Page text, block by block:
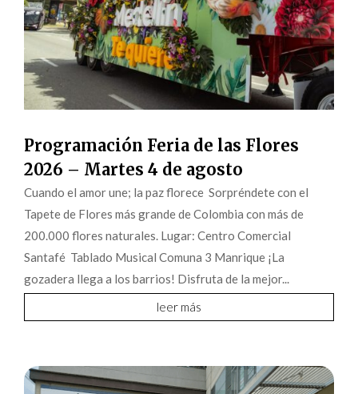
Programación Feria de las Flores
2026 – Martes 4 de agosto
Cuando el amor une; la paz florece Sorpréndete con el
Tapete de Flores más grande de Colombia con más de
200.000 flores naturales. Lugar: Centro Comercial
Santafé Tablado Musical Comuna 3 Manrique ¡La
gozadera llega a los barrios! Disfruta de la mejor...
leer más